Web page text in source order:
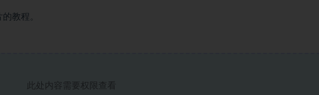
教程。
此处内容需要权限查看